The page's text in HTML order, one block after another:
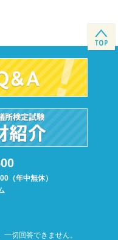
（年中無休）
切回答できません。